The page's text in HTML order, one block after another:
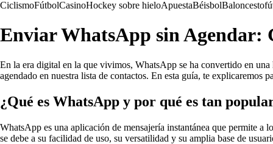
CiclismoFútbolCasinoHockey sobre hieloApuestaBéisbolBaloncesto
Enviar WhatsApp sin Agendar:
En la era digital en la que vivimos, WhatsApp se ha convertido en
agendado en nuestra lista de contactos. En esta guía, te explicaremos
¿Qué es WhatsApp y por qué es tan
WhatsApp es una aplicación de mensajería instantánea que permite a
se debe a su facilidad de uso, su versatilidad y su amplia base de